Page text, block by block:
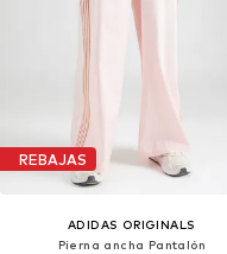
REBAJAS
ADIDAS ORIGINALS
Pierna ancha Pantalón